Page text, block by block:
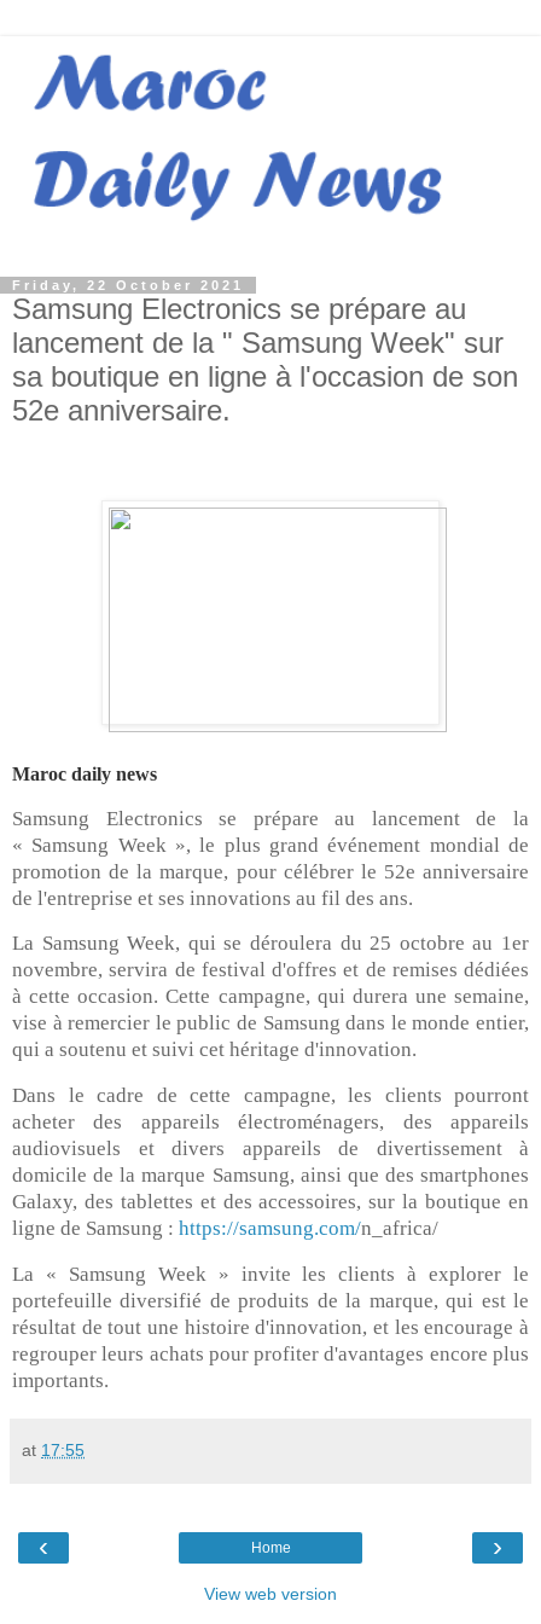
Friday, 22 October 2021
Samsung Electronics se prépare au
lancement de la " Samsung Week" sur
sa boutique en ligne à l'occasion de son
52e anniversaire.
Maroc daily news
Samsung Electronics se prépare au lancement de la
« Samsung Week », le plus grand événement mondial de
promotion de la marque, pour célébrer le 52e anniversaire
de l'entreprise et ses innovations au fil des ans.
La Samsung Week, qui se déroulera du 25 octobre au 1er
novembre, servira de festival d'offres et de remises dédiées
à cette occasion. Cette campagne, qui durera une semaine,
vise à remercier le public de Samsung dans le monde entier,
qui a soutenu et suivi cet héritage d'innovation.
Dans le cadre de cette campagne, les clients pourront
acheter des appareils électroménagers, des appareils
audiovisuels et divers appareils de divertissement à
domicile de la marque Samsung, ainsi que des smartphones
Galaxy, des tablettes et des accessoires, sur la boutique en
ligne de Samsung : https://samsung.com/n_africa/
La « Samsung Week » invite les clients à explorer le
portefeuille diversifié de produits de la marque, qui est le
résultat de tout une histoire d'innovation, et les encourage à
regrouper leurs achats pour profiter d'avantages encore plus
importants.
at 17:55
‹ ›
Home
View web version